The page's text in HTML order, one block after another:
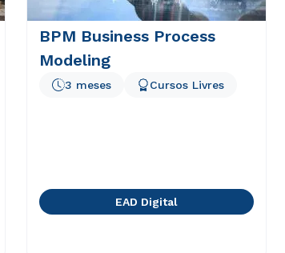
BPM Business Process
Modeling
3 meses Cursos Livres
EAD Digital